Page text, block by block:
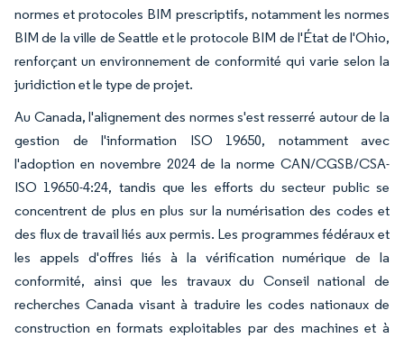
normes et protocoles BIM prescriptifs, notamment les normes
BIM de la ville de Seattle et le protocole BIM de l'État de l'Ohio,
renforçant un environnement de conformité qui varie selon la
juridiction et le type de projet.
Au Canada, l'alignement des normes s'est resserré autour de la
gestion de l'information ISO 19650, notamment avec
l'adoption en novembre 2024 de la norme CAN/CGSB/CSA-
ISO 19650-4:24, tandis que les efforts du secteur public se
concentrent de plus en plus sur la numérisation des codes et
des flux de travail liés aux permis. Les programmes fédéraux et
les appels d'offres liés à la vérification numérique de la
conformité, ainsi que les travaux du Conseil national de
recherches Canada visant à traduire les codes nationaux de
construction en formats exploitables par des machines et à